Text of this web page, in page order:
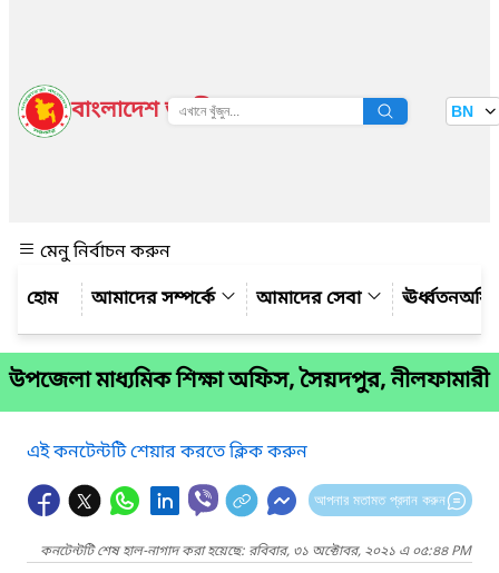
বাংলাদেশ জাতীয় তথ্য বাতায়ন BN
মেনু নির্বাচন করুন
আমাদের সম্পর্কে
আমাদের সেবা
উপজেলা মাধ্যমিক শিক্ষা অফিস, সৈয়দপুর, নীলফামারী
এই কনটেন্টটি শেয়ার করতে ক্লিক করুন
আপনার মতামত প্রদান করুন
কনটেন্টটি শেষ হাল-নাগাদ করা হয়েছে: রবিবার, ৩১ অক্টোবর, ২০২১ এ ০৫:৪৪ PM